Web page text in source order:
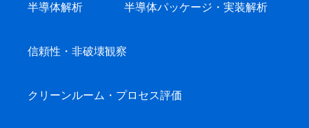
半導体解析 半導体パッケージ・実装解析
信頼性・非破壊観察
クリーンルーム・プロセス評価